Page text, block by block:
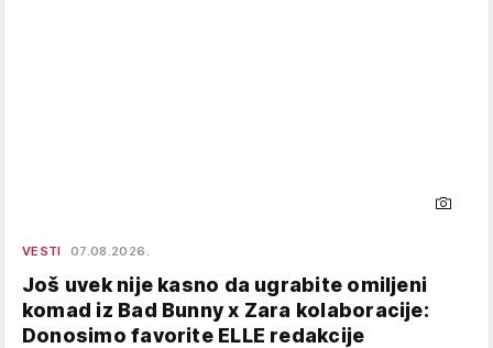
VESTI 07.08.2026.
Još uvek nije kasno da ugrabite omiljeni
komad iz Bad Bunny x Zara kolaboracije:
Donosimo favorite ELLE redakcije